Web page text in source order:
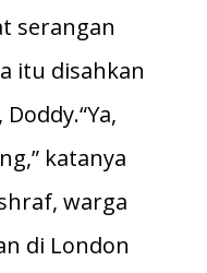
serangan
itu disahkan
katanya
warga
di London